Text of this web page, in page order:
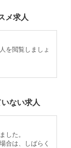
メ求人
を閲覧しましょ
ない求人
した。
合は、しばらく